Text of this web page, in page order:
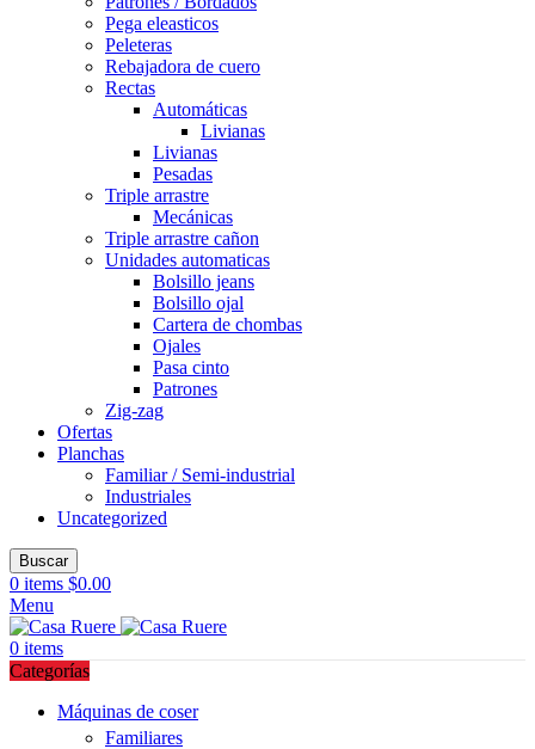
Pega eleasticos
Peleteras
Rebajadora de cuero
Rectas
Automáticas
Livianas
Livianas
Pesadas
Triple arrastre
Mecánicas
Triple arrastre cañon
Unidades automaticas
Bolsillo jeans
Bolsillo ojal
Cartera de chombas
Ojales
Pasa cinto
Patrones
Zig-zag
Ofertas
Planchas
Familiar / Semi-industrial
Industriales
Uncategorized
Buscar
0 items $0.00
Menu
0 items
Categorías
Máquinas de coser
Familiares